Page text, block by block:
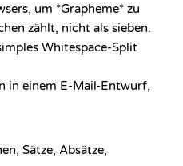
um *Grapheme* zu
zählt, nicht als sieben.
Whitespace-Split
in einem E-Mail-Entwurf,
Sätze, Absätze,